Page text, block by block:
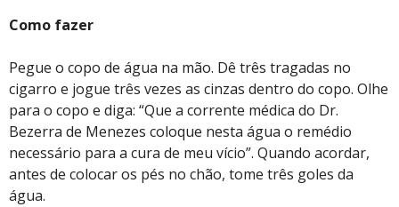
Como fazer
Pegue o copo de água na mão. Dê três tragadas no
cigarro e jogue três vezes as cinzas dentro do copo. Olhe
para o copo e diga: “Que a corrente médica do Dr.
Bezerra de Menezes coloque nesta água o remédio
necessário para a cura de meu vício”. Quando acordar,
antes de colocar os pés no chão, tome três goles da
água.